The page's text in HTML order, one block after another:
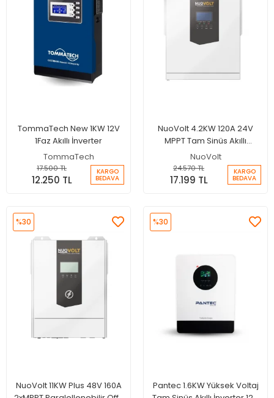
TommaTech New 1KW 12V
1Faz Akıllı İnverter
TommaTech
17.500 TL
12.250 TL
KARGO
BEDAVA
NuoVolt 4.2KW 120A 24V
MPPT Tam Sinüs Akıllı
İnverter
NuoVolt
24.570 TL
17.199 TL
KARGO
BEDAVA
NuoVolt 11KW Plus 48V 160A
%30
Pantec 1.6KW Yüksek Voltaj
%30